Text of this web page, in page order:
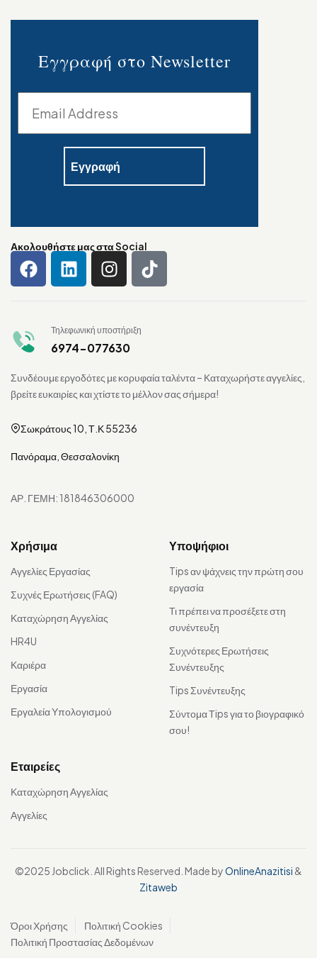
Εγγραφή στο Newsletter
Ακολουθήστε μας στα Social
Τηλεφωνική υποστήριξη
6974-077630
Συνδέουμε εργοδότες με κορυφαία ταλέντα – Καταχωρήστε αγγελίες,
βρείτε ευκαιρίες και χτίστε το μέλλον σας σήμερα!
Σωκράτους 10, Τ.Κ 55236
Πανόραμα, Θεσσαλονίκη
ΑΡ. ΓΕΜΗ: 181846306000
Χρήσιμα
Αγγελίες Εργασίας
Συχνές Ερωτήσεις (FAQ)
Καταχώρηση Αγγελίας
HR4U
Καριέρα
Εργασία
Εργαλεία Υπολογισμού
Υποψήφιοι
Tips αν ψάχνεις την πρώτη σου
εργασία
Τι πρέπει να προσέξετε στη
συνέντευξη
Συχνότερες Ερωτήσεις
Συνέντευξης
Tips Συνέντευξης
Σύντομα Τips για το βιογραφικό
σου!
Εταιρείες
Καταχώρηση Αγγελίας
Αγγελίες
©2025 Jobclick. All Rights Reserved. Made byOnlineAnazitisi &
Zitaweb
Όροι Χρήσης
Πολιτική Cookies
Πολιτική Προστασίας Δεδομένων